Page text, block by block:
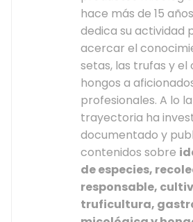
hace más de 15
dedica su actividad
acercar el
setas, las trufas y el
hongos a
profesionales. A lo
trayectoria ha
documentado y
contenidos sobre
de especies,
responsable,
truficultura,